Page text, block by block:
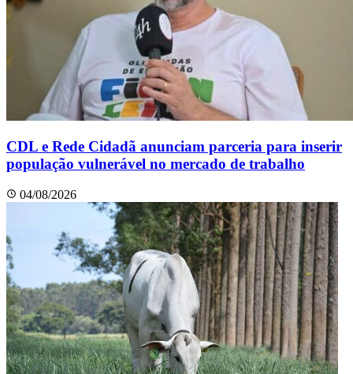
CDL e Rede Cidadã anunciam parceria para inserir
população vulnerável no mercado de trabalho
04/08/2026